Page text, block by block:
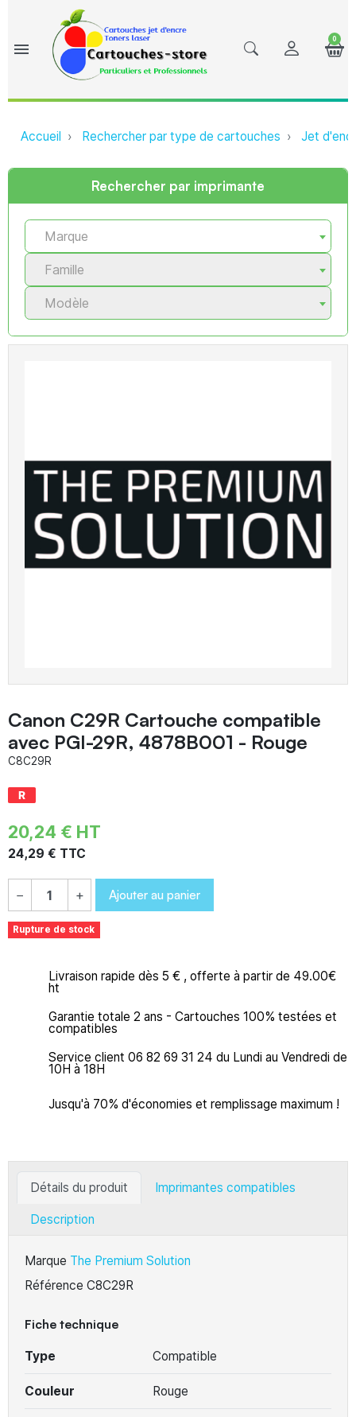
menu
0
Accueil Rechercher par type de cartouches Jet
Rechercher par imprimante
Marque
Famille
Modèle
Canon C29R Cartouche compatible
avec PGI-29R, 4878B001 - Rouge
C8C29R
20,24 € HT
24,29 € TTC
− + Ajouter au panier
Rupture de stock
Livraison rapide dès 5 € , offerte à partir de 49.00€
ht
Garantie totale 2 ans - Cartouches 100% testées et
compatibles
Service client 06 82 69 31 24 du Lundi au Vendredi de
10H à 18H
Jusqu'à 70% d'économies et remplissage maximum !
Détails du produit Imprimantes compatibles
Description
Marque The Premium Solution
Référence C8C29R
Fiche technique
Type Compatible
Couleur Rouge